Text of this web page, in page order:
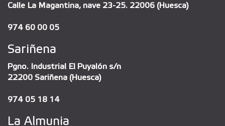
Calle La Magantina, nave 23-25. 22006 (Huesca)
974 60 00 05
Sariñena
Pgno. Industrial El Puyalón s/n
22200 Sariñena (Huesca)
974 05 18 14
La Almunia